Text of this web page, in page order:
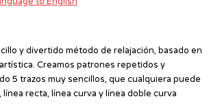
y divertido método de relajación, basado en
Creamos patrones repetidos y
5 trazos muy sencillos, que cualquiera puede
recta, línea curva y línea doble curva